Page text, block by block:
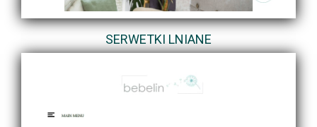
SERWETKI LNIANE